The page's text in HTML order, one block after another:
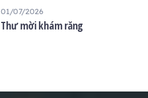
01/07/2026
Thư mời khám răng